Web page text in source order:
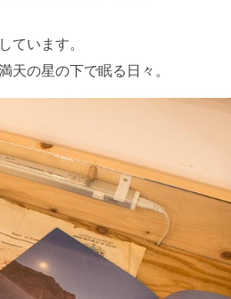
ています。
天の星の下で眠る日々。